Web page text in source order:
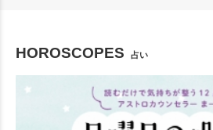
HOROSCOPES 占い